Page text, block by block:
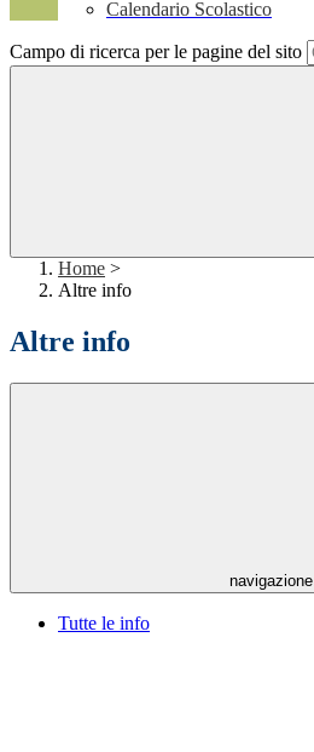
Calendario Scolastico
Campo di ricerca per le pagine del sito
Home >
Altre info
Altre info
navigazione
Tutte le info